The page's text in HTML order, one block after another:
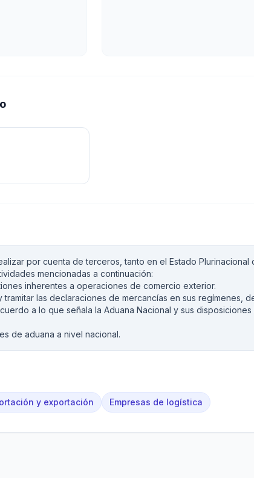
por cuenta de terceros, tanto en el Estado Plurinacional
mencionadas a continuación:
inherentes a operaciones de comercio exterior.
tramitar las declaraciones de mercancías en sus regímenes,
a lo que señala la Aduana Nacional y sus disposiciones
de aduana a nivel nacional.
y exportación Empresas de logística